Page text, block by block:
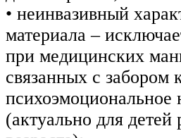
• неинвазивный
материала –
при медицинских
связанных с забором
психоэмоциональное
(актуально для детей